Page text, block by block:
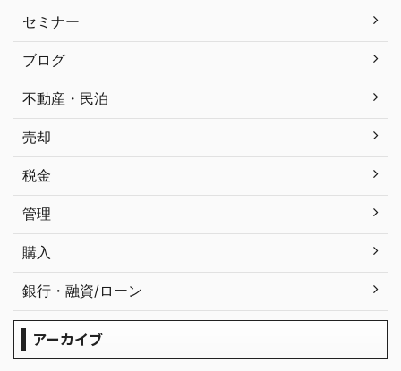
セミナー
ブログ
不動産・民泊
売却
税金
管理
購入
銀行・融資/ローン
アーカイブ